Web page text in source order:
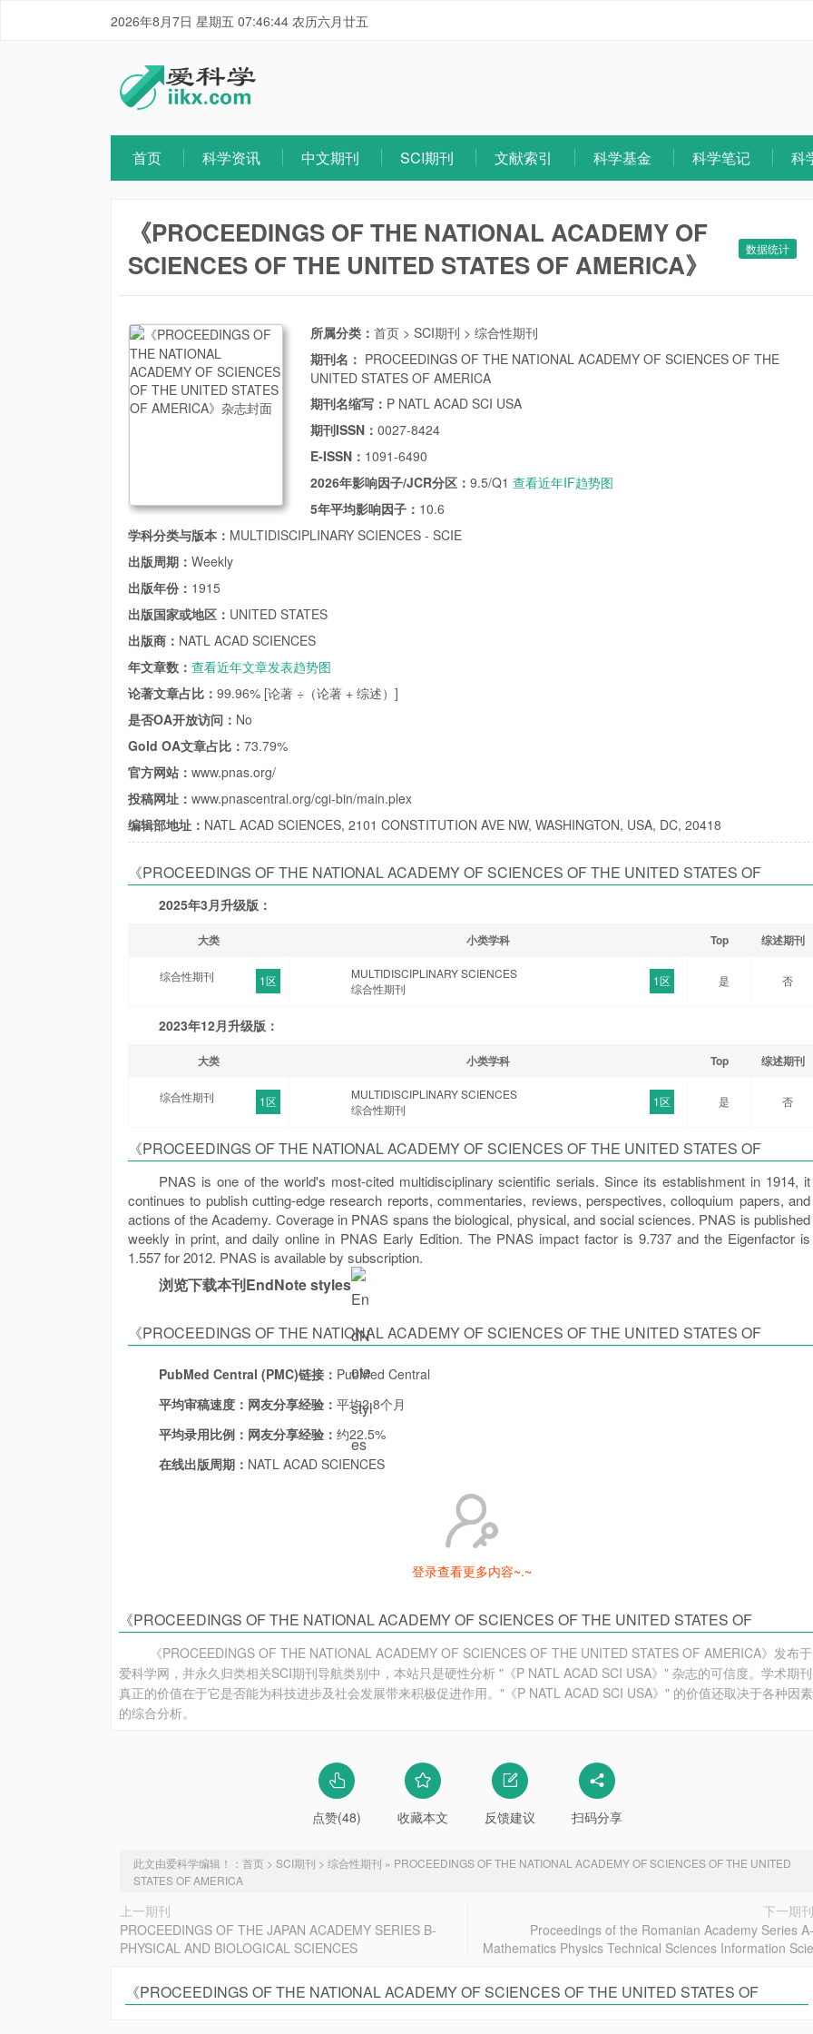
2026年8月7日 星期五 07:46:44 农历六月廿五
首页 科学资讯 中文期刊 SCI期刊 文献索引 科学基金 科学笔记 科
《PROCEEDINGS OF THE NATIONAL ACADEMY OF
SCIENCES OF THE UNITED STATES OF AMERICA》
数据统计
所属分类： 首页 > SCI期刊 > 综合性期刊
期刊名： PROCEEDINGS OF THE NATIONAL ACADEMY OF SCIENCES OF THE
UNITED STATES OF AMERICA
期刊名缩写： P NATL ACAD SCI USA
期刊ISSN： 0027-8424
E-ISSN： 1091-6490
2026年影响因子/JCR分区： 9.5/Q1 查看近年IF趋势图
5年平均影响因子： 10.6
学科分类与版本： MULTIDISCIPLINARY SCIENCES - SCIE
出版周期： Weekly
出版年份： 1915
出版国家或地区： UNITED STATES
出版商： NATL ACAD SCIENCES
年文章数： 查看近年文章发表趋势图
论著文章占比： 99.96% [论著 ÷（论著 + 综述）]
是否OA开放访问： No
Gold OA文章占比： 73.79%
官方网站： www.pnas.org/
投稿网址： www.pnascentral.org/cgi-bin/main.plex
编辑部地址： NATL ACAD SCIENCES, 2101 CONSTITUTION AVE NW, WASHINGTON, USA, DC, 20418
《PROCEEDINGS OF THE NATIONAL ACADEMY OF SCIENCES OF THE UNITED STATES OF
AMERICA》中科院分区
2025年3月升级版：
大类 小类学科 Top 综述期刊
综合性期刊 1区
MULTIDISCIPLINARY SCIENCES
综合性期刊
1区 是 否
2023年12月升级版：
大类 小类学科 Top 综述期刊
综合性期刊 1区
MULTIDISCIPLINARY SCIENCES
综合性期刊
1区 是 否
《PROCEEDINGS OF THE NATIONAL ACADEMY OF SCIENCES OF THE UNITED STATES OF
AMERICA》期刊简介：
PNAS is one of the world's most-cited multidisciplinary scientific serials. Since its establishment in 1914, it
continues to publish cutting-edge research reports, commentaries, reviews, perspectives, colloquium papers, and
actions of the Academy. Coverage in PNAS spans the biological, physical, and social sciences. PNAS is published
weekly in print, and daily online in PNAS Early Edition. The PNAS impact factor is 9.737 and the Eigenfactor is
1.557 for 2012. PNAS is available by subscription.
浏览下载本刊EndNote styles
《PROCEEDINGS OF THE NATIONAL ACADEMY OF SCIENCES OF THE UNITED STATES OF
PubMed Central (PMC)链接： PubMed Central
平均审稿速度： 网友分享经验： 平均2.8个月
平均录用比例： 网友分享经验： 约22.5%
在线出版周期： NATL ACAD SCIENCES
登录查看更多内容~.~
《PROCEEDINGS OF THE NATIONAL ACADEMY OF SCIENCES OF THE UNITED STATES OF
AMERICA》评估说明
《PROCEEDINGS OF THE NATIONAL ACADEMY OF SCIENCES OF THE UNITED STATES OF AMERICA》发布于
爱科学网，并永久归类相关SCI期刊导航类别中，本站只是硬性分析 "《P NATL ACAD SCI USA》" 杂志的可信度。学术期刊
真正的价值在于它是否能为科技进步及社会发展带来积极促进作用。"《P NATL ACAD SCI USA》" 的价值还取决于各种因素
的综合分析。
点赞(48) 收藏本文 反馈建议 扫码分享
此文由爱科学编辑！： 首页 > SCI期刊 > 综合性期刊 » PROCEEDINGS OF THE NATIONAL ACADEMY OF SCIENCES OF THE UNITED
STATES OF AMERICA
上一期刊
PROCEEDINGS OF THE JAPAN ACADEMY SERIES B-
PHYSICAL AND BIOLOGICAL SCIENCES
下一期刊
Proceedings of the Romanian Academy Series A-
Mathematics Physics Technical Sciences Information Scie
《PROCEEDINGS OF THE NATIONAL ACADEMY OF SCIENCES OF THE UNITED STATES OF